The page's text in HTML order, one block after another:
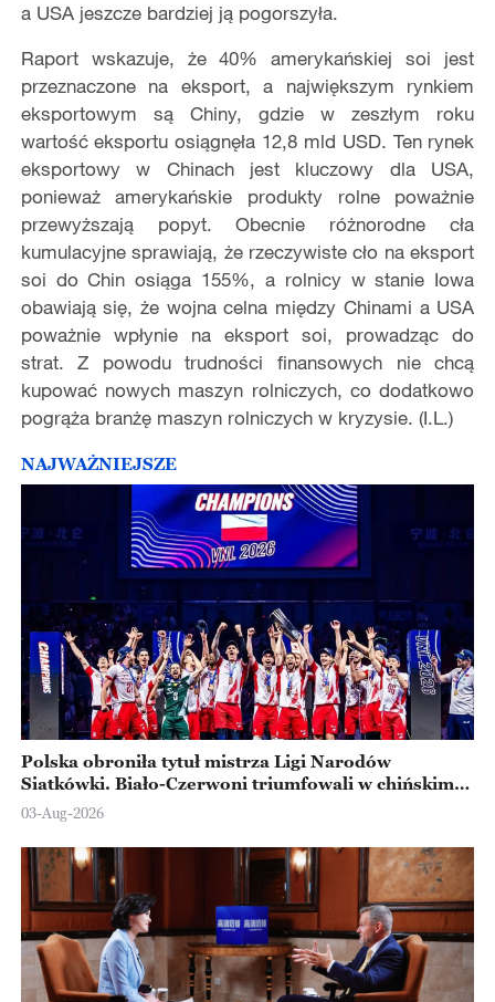
a USA jeszcze bardziej ją pogorszyła.
Raport wskazuje, że 40% amerykańskiej soi jest
przeznaczone na eksport, a największym rynkiem
eksportowym są Chiny, gdzie w zeszłym roku
wartość eksportu osiągnęła 12,8 mld USD. Ten rynek
eksportowy w Chinach jest kluczowy dla USA,
ponieważ amerykańskie produkty rolne poważnie
przewyższają popyt. Obecnie różnorodne cła
kumulacyjne sprawiają, że rzeczywiste cło na eksport
soi do Chin osiąga 155%, a rolnicy w stanie Iowa
obawiają się, że wojna celna między Chinami a USA
poważnie wpłynie na eksport soi, prowadząc do
strat. Z powodu trudności finansowych nie chcą
kupować nowych maszyn rolniczych, co dodatkowo
pogrąża branżę maszyn rolniczych w kryzysie. (I.L.)
NAJWAŻNIEJSZE
Polska obroniła tytuł mistrza Ligi Narodów
Siatkówki. Biało-Czerwoni triumfowali w chińskim
Ningbo
03-Aug-2026